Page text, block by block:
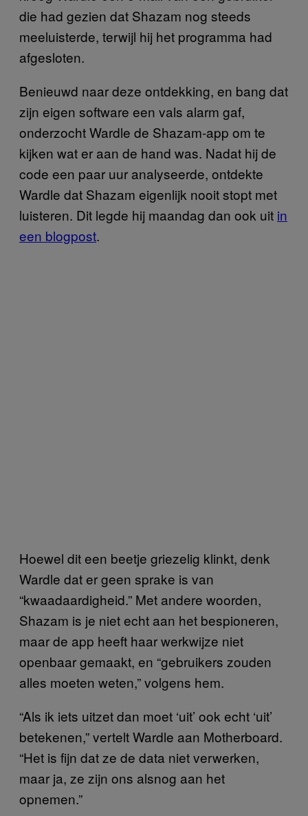
die had gezien dat Shazam nog steeds
meeluisterde, terwijl hij het programma had
afgesloten.
Benieuwd naar deze ontdekking, en bang dat
zijn eigen software een vals alarm gaf,
onderzocht Wardle de Shazam-app om te
kijken wat er aan de hand was. Nadat hij de
code een paar uur analyseerde, ontdekte
Wardle dat Shazam eigenlijk nooit stopt met
luisteren. Dit legde hij maandag dan ook uit in
een blogpost.
Hoewel dit een beetje griezelig klinkt, denk
Wardle dat er geen sprake is van
“kwaadaardigheid.” Met andere woorden,
Shazam is je niet echt aan het bespioneren,
maar de app heeft haar werkwijze niet
openbaar gemaakt, en “gebruikers zouden
alles moeten weten,” volgens hem.
“Als ik iets uitzet dan moet ‘uit’ ook echt ‘uit’
betekenen,” vertelt Wardle aan Motherboard.
“Het is fijn dat ze de data niet verwerken,
maar ja, ze zijn ons alsnog aan het
opnemen.”